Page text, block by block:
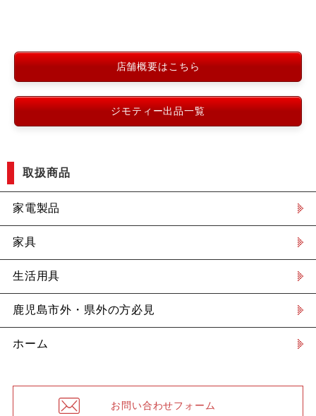
店舗概要はこちら
ジモティー出品一覧
取扱商品
家電製品
家具
生活用具
鹿児島市外・県外の方必見
ホーム
お問い合わせフォーム